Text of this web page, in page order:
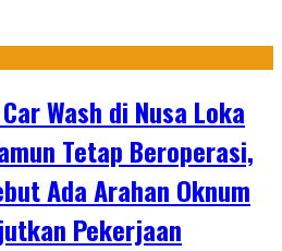
Wash di Nusa Loka
Tetap Beroperasi,
Ada Arahan Oknum
Pekerjaan